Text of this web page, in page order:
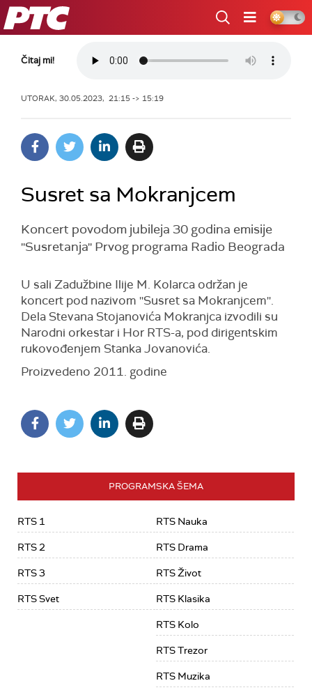
RTS
Čitaj mi!
UTORAK, 30.05.2023, 21:15 -> 15:19
Susret sa Mokranjcem
Koncert povodom jubileja 30 godina emisije
''Susretanja'' Prvog programa Radio Beograda
U sali Zadužbine Ilije M. Kolarca održan je
koncert pod nazivom ''Susret sa Mokranjcem''.
Dela Stevana Stojanovića Mokranjca izvodili su
Narodni orkestar i Hor RTS-a, pod dirigentskim
rukovođenjem Stanka Jovanovića.
Proizvedeno 2011. godine
PROGRAMSKA ŠEMA
RTS 1
RTS 2
RTS 3
RTS Svet
RTS Nauka
RTS Drama
RTS Život
RTS Klasika
RTS Kolo
RTS Trezor
RTS Muzika